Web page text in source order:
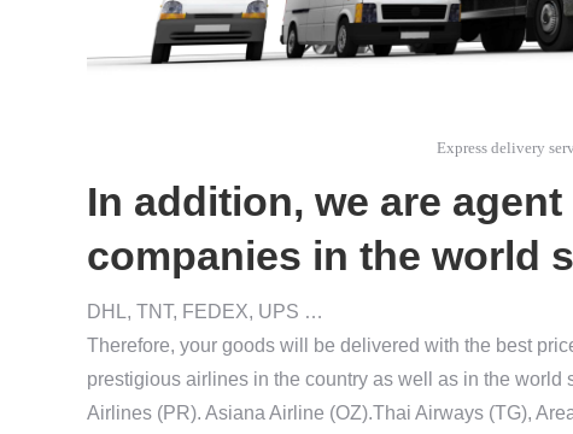
Express delivery
In addition, we are
companies in the world
DHL, TNT, FEDEX, UPS …
Therefore, your goods will be delivered with the best
prestigious airlines in the country as well as in the
Airlines (PR). Asiana Airline (OZ).Thai Airways (TG),